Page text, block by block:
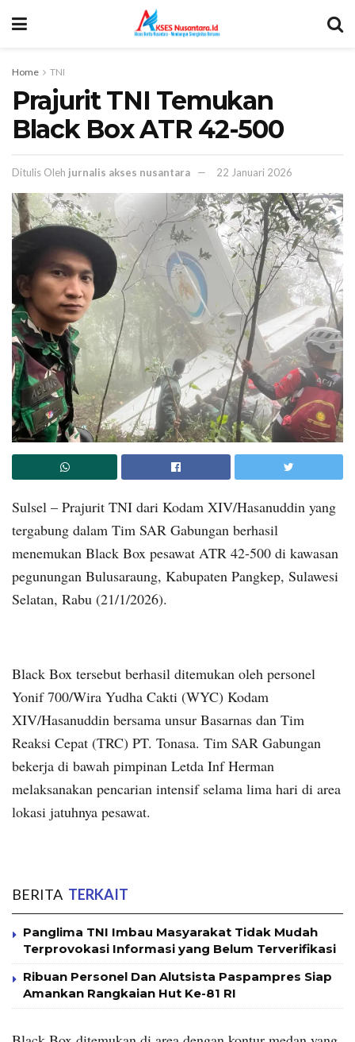
Home TNI
Prajurit TNI Temukan
Black Box ATR 42-500
Ditulis Oleh jurnalis akses nusantara 22 Januari 2026
Sulsel – Prajurit TNI dari Kodam XIV/Hasanuddin yang
tergabung dalam Tim SAR Gabungan berhasil
menemukan Black Box pesawat ATR 42-500 di kawasan
pegunungan Bulusaraung, Kabupaten Pangkep, Sulawesi
Selatan, Rabu (21/1/2026).
Black Box tersebut berhasil ditemukan oleh personel
Yonif 700/Wira Yudha Cakti (WYC) Kodam
XIV/Hasanuddin bersama unsur Basarnas dan Tim
Reaksi Cepat (TRC) PT. Tonasa. Tim SAR Gabungan
bekerja di bawah pimpinan Letda Inf Herman
melaksanakan pencarian intensif selama lima hari di area
lokasi jatuhnya pesawat.
BERITA TERKAIT
Panglima TNI Imbau Masyarakat Tidak Mudah
Terprovokasi Informasi yang Belum Terverifikasi
Ribuan Personel Dan Alutsista Paspampres Siap
Amankan Rangkaian Hut Ke-81 RI